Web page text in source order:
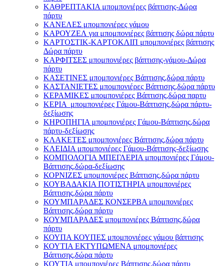
ΚΑΘΡΕΠΤΑΚΙΑ μπομπονιέρες βάπτισης-Δώρα
πάρτυ
ΚΑΝΕΛΕΣ μπομπονιέρες γάμου
ΚΑΡΟΥΖΕΛ για μπομπονιέρες βάπτισης δώρα πάρτυ
ΚΑΡΤΟΣΤΙΚ-ΚΑΡΤΟΚΛΙΠ μπομπονιέρες βάπτισης
Δώρα πάρτυ
ΚΑΡΦΙΤΣΕΣ μπομπονιέρες βάπτισης-γάμου-Δώρα
πάρτυ
ΚΑΣΕΤΙΝΕΣ μπομπονιέρες Βάπτισης,δώρα πάρτυ
ΚΑΣΤΑΝΙΕΤΕΣ μπομπονιέρες Βάπτισης,δώρα πάρτυ
ΚΕΡΑΜΙΚΕΣ μπομπονιέρες Βάπτισης,δώρα παρτυ
ΚΕΡΙΑ μπομπονιέρες Γάμου-Βάπτισης,δώρα πάρτυ-
δεξίωσης
ΚΗΡΟΠΗΓΙΑ μπομπονιέρες Γάμου-Βάπτισης,δώρα
πάρτυ-δεξίωσης
ΚΛΑΚΕΤΕΣ μπομπονιέρες Βάπτισης,δώρα πάρτυ
ΚΛΕΙΔΙΑ μπομπονιέρες Γάμου-Βάπτισης-δεξίωσης
ΚΟΜΠΟΛΟΓΙΑ ΜΠΕΓΛΕΡΙΑ μπομπονιέρες Γάμου-
Βάπτισης,δώρα-δεξίωσης
ΚΟΡΝΙΖΕΣ μπομπονιέρες Βάπτισης,δώρα πάρτυ
ΚΟΥΒΑΔΑΚΙΑ ΠΟΤΙΣΤΗΡΙΑ μπομπονιέρες
Βάπτισης,δώρα πάρτυ
ΚΟΥΜΠΑΡΑΔΕΣ ΚΟΝΣΕΡΒΑ μπομπονιέρες
Βάπτισης,δώρα πάρτυ
ΚΟΥΜΠΑΡΑΔΕΣ μπομπονιέρες Βάπτισης,δώρα
πάρτυ
ΚΟΥΠΑ ΚΟΥΠΕΣ μπομπονιέρες γάμου βάπτισης
ΚΟΥΤΙΑ ΕΚΤΥΠΩΜΕΝΑ μπομπονιέρες
Βάπτισης,δώρα πάρτυ
ΚΟΥΤΙΑ μπομπονιέρες Βάπτισης,δώρα πάρτυ